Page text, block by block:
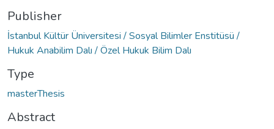
Publisher
İstanbul Kültür Üniversitesi / Sosyal Bilimler Enstitüsü /
Hukuk Anabilim Dalı / Özel Hukuk Bilim Dalı
Type
masterThesis
Abstract